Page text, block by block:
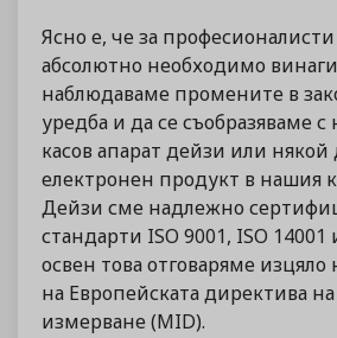
Ясно е, че за професионалисти
абсолютно необходимо
наблюдаваме промените в
уредба и да се съобразяваме с
касов апарат дейзи или някой
електронен продукт в нашия
Дейзи сме надлежно
стандарти ISO 9001, ISO 14001
освен това отговаряме изцяло
на Европейската директива на
измерване (MID).